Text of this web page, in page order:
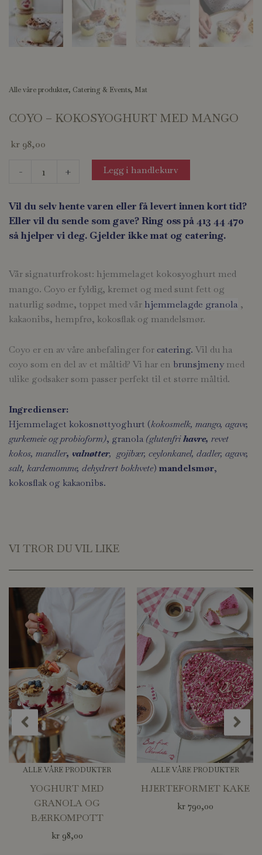
Alle våre produkter, Catering & Events, Mat
COYO – KOKOSYOGHURT MED MANGO
kr 98,00
-
med
mango
antall
+ Legg i handlekurv
Vil du selv hente varen eller få levert innen kort tid?
Eller vil du sende som gave? Ring oss på 413 44 470
så hjelper vi deg. Gjelder ikke mat og catering.
Vår signaturfrokost: hjemmelaget kokosyoghurt med
mango. Coyo er fyldig, kremet og med sunt fett og
naturlig sødme, toppet med vårhjemmelagde granola ,
kakaonibs, hempfrø, kokosflak og mandelsmør.
Coyo er en av våre anbefalinger for catering. Vil du ha
coyo som en del av et måltid? Vi har en brunsjmeny med
ulike godsaker som passer perfekt til et større måltid.
Ingredienser:
Hjemmelaget kokosnøttyoghurt (kokosmelk, mango, agave,
gurkemeie og probioform), granola (glutenfrihavre, revet
kokos, mandler, valnøtter, gojibær, ceylonkanel, dadler, agave,
salt, kardemomme, dehydrert bokhvete) mandelsmør,
kokosflak og kakaonibs.
VI TROR DU VIL LIKE
ALLE VÅRE PRODUKTER
YOGHURT MED
GRANOLA OG
BÆRKOMPOTT
kr98,00
ALLE VÅRE PRODUKTER
HJERTEFORMET KAKE
kr790,00